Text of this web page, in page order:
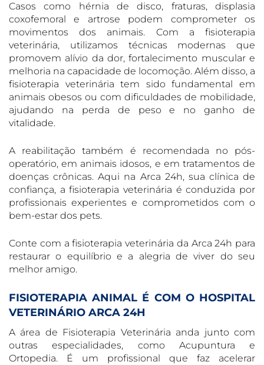
Casos como hérnia de disco, fraturas, displasia
coxofemoral e artrose podem comprometer os
movimentos dos animais. Com a fisioterapia
veterinária, utilizamos técnicas modernas que
promovem alívio da dor, fortalecimento muscular e
melhoria na capacidade de locomoção. Além disso, a
fisioterapia veterinária tem sido fundamental em
animais obesos ou com dificuldades de mobilidade,
ajudando na perda de peso e no ganho de
vitalidade.
A reabilitação também é recomendada no pós-
operatório, em animais idosos, e em tratamentos de
doenças crônicas. Aqui na Arca 24h, sua clínica de
confiança, a fisioterapia veterinária é conduzida por
profissionais experientes e comprometidos com o
bem-estar dos pets.
Conte com a fisioterapia veterinária da Arca 24h para
restaurar o equilíbrio e a alegria de viver do seu
melhor amigo.
FISIOTERAPIA ANIMAL É COM O HOSPITAL
VETERINÁRIO ARCA 24H
A área de Fisioterapia Veterinária anda junto com
outras especialidades, como Acupuntura e
Ortopedia. É um profissional que faz acelerar